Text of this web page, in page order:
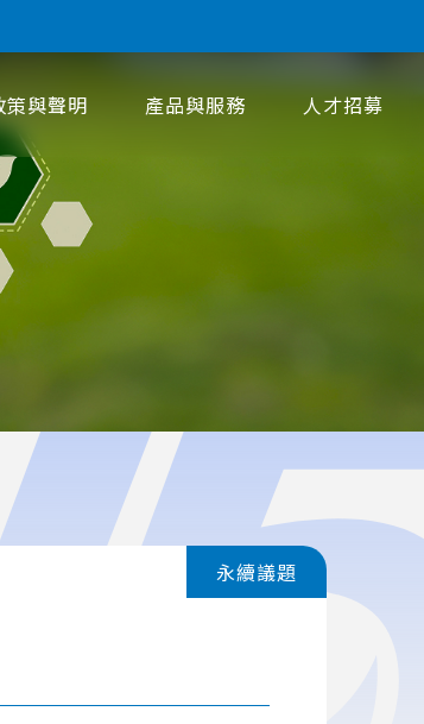
策與聲明 產品與服務 人才招募
永續議題